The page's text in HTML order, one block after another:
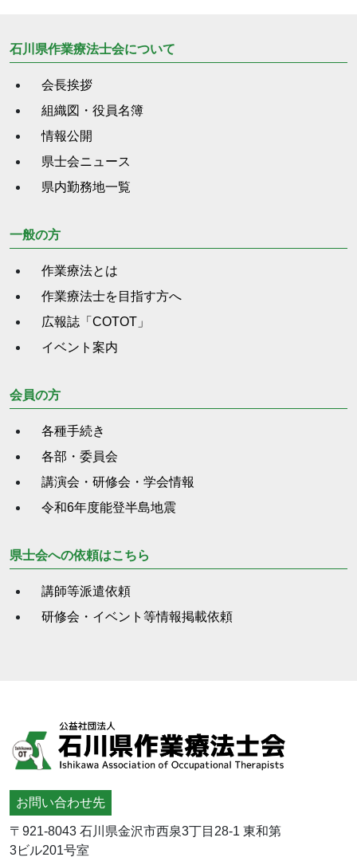
石川県作業療法士会について
会長挨拶
組織図・役員名簿
情報公開
県士会ニュース
県内勤務地一覧
一般の方
作業療法とは
作業療法士を目指す方へ
広報誌「COTOT」
イベント案内
会員の方
各種手続き
各部・委員会
講演会・研修会・学会情報
令和6年度能登半島地震
県士会への依頼はこちら
講師等派遣依頼
研修会・イベント等情報掲載依頼
お問い合わせ先
〒921-8043 石川県金沢市西泉3丁目28-1 東和第
3ビル201号室